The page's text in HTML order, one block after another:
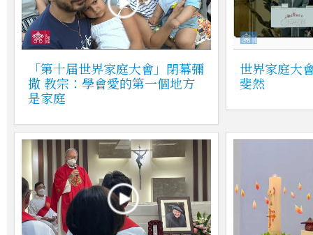
「第十届世界家庭大會」閉幕彌
撒 教宗：學會愛的第一個地方
是家庭
世界家庭大
斐然